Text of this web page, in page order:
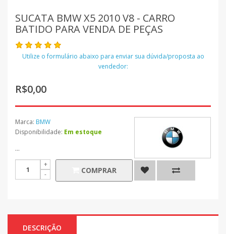
SUCATA BMW X5 2010 V8 - CARRO
BATIDO PARA VENDA DE PEÇAS
Utilize o formulário abaixo para enviar sua dúvida/proposta ao
vendedor:
R$0,00
Marca: BMW
Disponibilidade: Em estoque
...
COMPRAR
DESCRIÇÃO